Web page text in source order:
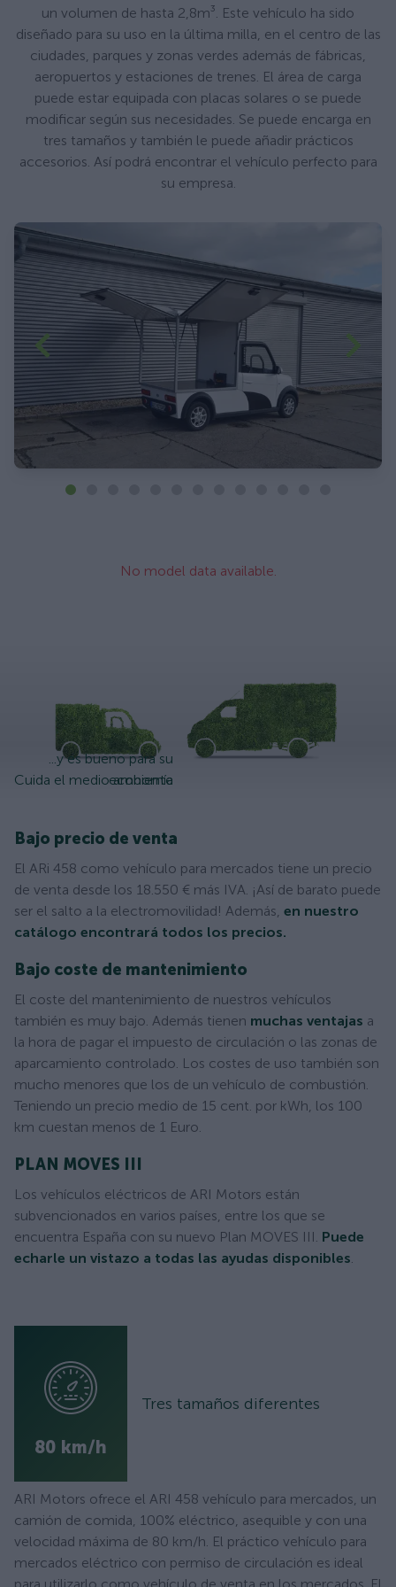
un volumen de hasta 2,8m³. Este vehículo ha sido
diseñado para su uso en la última milla, en el centro de las
ciudades, parques y zonas verdes además de fábricas,
aeropuertos y estaciones de trenes. El área de carga
puede estar equipada con placas solares o se puede
modificar según sus necesidades. Se puede encarga en
tres tamaños y también le puede añadir prácticos
accesorios. Así podrá encontrar el vehículo perfecto para
su empresa.
No model data available.
Cuida el medio ambiente
...y es bueno para su
economía
Bajo precio de venta
El ARi 458 como vehículo para mercados tiene un precio
de venta desde los 18.550 € más IVA. ¡Así de barato puede
ser el salto a la electromovilidad! Además, en nuestro
catálogo encontrará todos los precios.
Bajo coste de mantenimiento
El coste del mantenimiento de nuestros vehículos
también es muy bajo. Además tienen muchas ventajas a
la hora de pagar el impuesto de circulación o las zonas de
aparcamiento controlado. Los costes de uso también son
mucho menores que los de un vehículo de combustión.
Teniendo un precio medio de 15 cent. por kWh, los 100
km cuestan menos de 1 Euro.
PLAN MOVES III
Los vehículos eléctricos de ARI Motors están
subvencionados en varios países, entre los que se
encuentra España con su nuevo Plan MOVES III. Puede
echarle un vistazo a todas las ayudas disponibles
80 km/h
Tres tamaños diferentes
ARI Motors ofrece el ARI 458 vehículo para mercados, un
camión de comida, 100% eléctrico, asequible y con una
velocidad máxima de 80 km/h. El práctico vehículo para
mercados eléctrico con permiso de circulación es ideal
para utilizarlo como vehículo de venta en los mercados. El